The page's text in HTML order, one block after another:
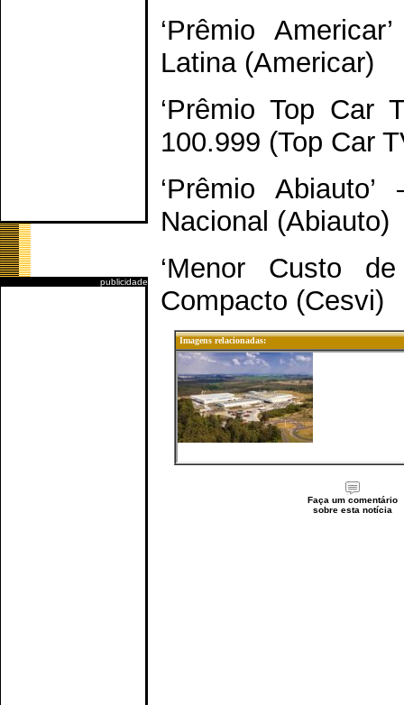
publicidade
‘Prêmio
Latina (Americar)
‘Prêmio Top Car
100.999 (Top Car
‘Prêmio
Nacional (Abiauto)
‘Menor Custo
Compacto (Cesvi)
Imagens relacionadas:
Faça um comentário
sobre esta notícia